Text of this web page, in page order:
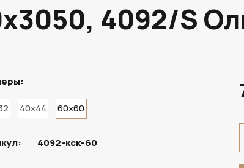
4092/S
40x44 60x60
4092-кск-60